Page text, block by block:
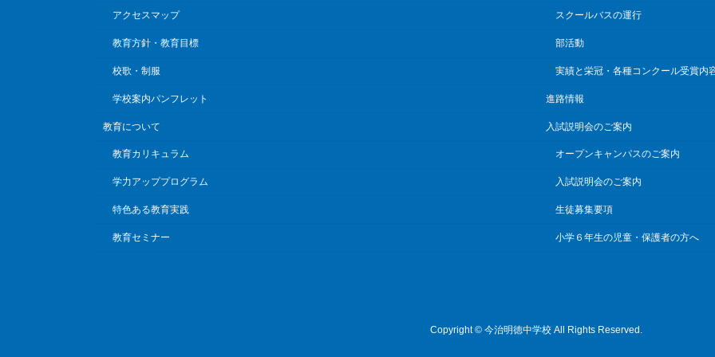
アクセスマップ
教育方針・教育目標
校歌・制服
学校案内パンフレット
教育について
教育カリキュラム
学力アッププログラム
特色ある教育実践
教育セミナー
スクールバスの運行
部活動
実績と栄冠・各種コンクール受賞内
進路情報
入試説明会のご案内
オープンキャンパスのご案内
入試説明会のご案内
生徒募集要項
小学６年生の児童・保護者の方へ
Copyright © 今治明徳中学校 All Rights Reserved.